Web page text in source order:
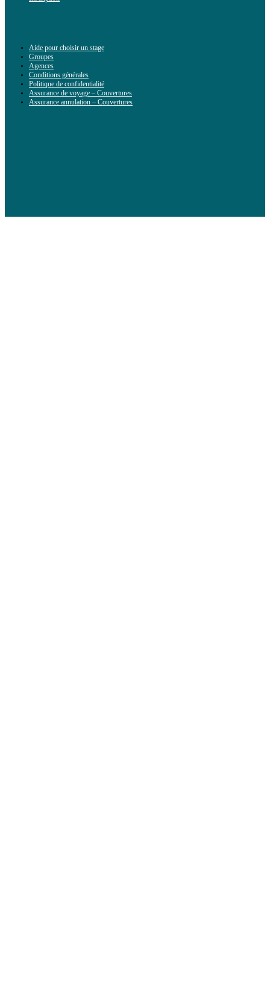
Aide pour choisir un stage
Groupes
Agences
Conditions générales
Politique de confidentialité
Assurance de voyage – Couvertures
Assurance annulation – Couvertures